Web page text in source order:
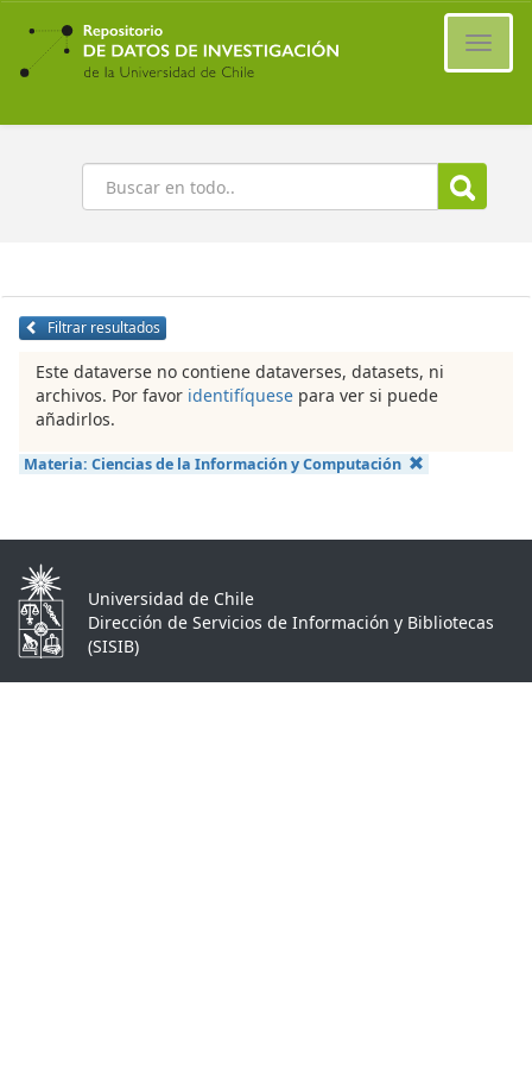
Ir
contenido
principal
Buscar
Filtrar resultados
Este dataverse no contiene dataverses, datasets, ni
archivos. Por favor identifíquese para ver si puede
añadirlos.
Materia: Ciencias de la Información y Computación
Universidad de Chile
Dirección de Servicios de Información y Bibliotecas
(SISIB)